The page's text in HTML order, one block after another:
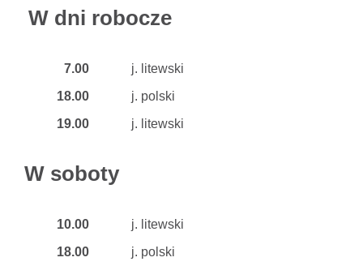
W dni robocze
7.00
18.00
19.00
j. litewski
j. polski
j. litewski
W soboty
10.00
18.00
j. litewski
j. polski